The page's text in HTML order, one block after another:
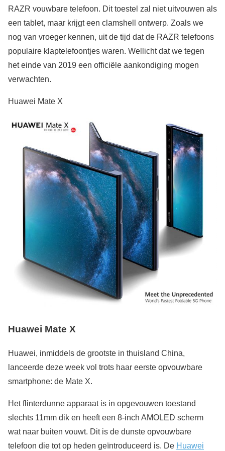
RAZR vouwbare telefoon. Dit toestel zal niet uitvouwen als
een tablet, maar krijgt een clamshell ontwerp. Zoals we
nog van vroeger kennen, uit de tijd dat de RAZR telefoons
populaire klaptelefoontjes waren. Wellicht dat we tegen
het einde van 2019 een officiële aankondiging mogen
verwachten.
Huawei Mate X
Huawei Mate X
Huawei, inmiddels de grootste in thuisland China,
lanceerde deze week vol trots haar eerste opvouwbare
smartphone: de Mate X.
Het flinterdunne apparaat is in opgevouwen toestand
slechts 11mm dik en heeft een 8-inch AMOLED scherm
wat naar buiten vouwt. Dit is de dunste opvouwbare
telefoon die tot op heden geïntroduceerd is. De Huawei